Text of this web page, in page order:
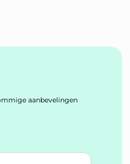
aanbevelingen